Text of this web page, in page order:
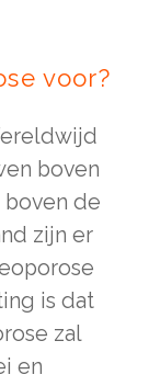
voor?
boven
boven de
zijn er
is dat
zal
en